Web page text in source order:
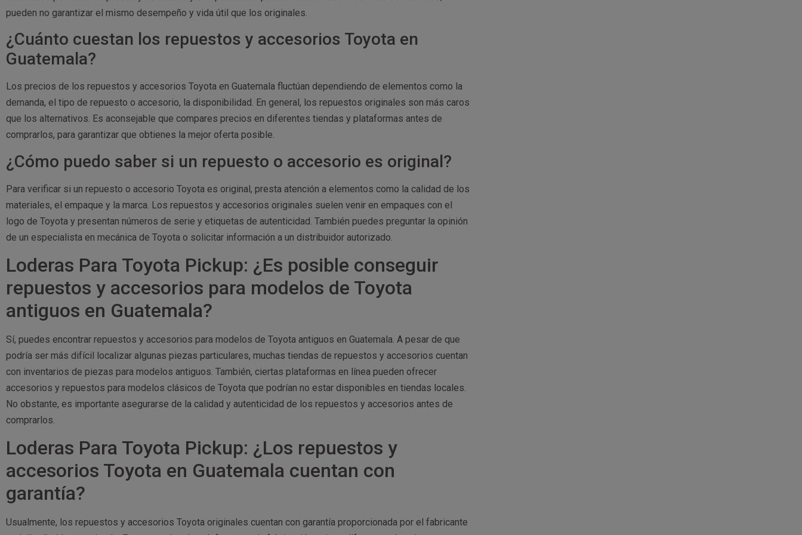
pueden no garantizar el mismo desempeño y vida útil que los originales.
¿Cuánto cuestan los repuestos y accesorios Toyota en
Guatemala?
Los precios de los repuestos y accesorios Toyota en Guatemala fluctúan dependiendo de elementos como la
demanda, el tipo de repuesto o accesorio, la disponibilidad. En general, los repuestos originales son más caros
que los alternativos. Es aconsejable que compares precios en diferentes tiendas y plataformas antes de
comprarlos, para garantizar que obtienes la mejor oferta posible.
¿Cómo puedo saber si un repuesto o accesorio es original?
Para verificar si un repuesto o accesorio Toyota es original, presta atención a elementos como la calidad de los
materiales, el empaque y la marca. Los repuestos y accesorios originales suelen venir en empaques con el
logo de Toyota y presentan números de serie y etiquetas de autenticidad. También puedes preguntar la opinión
de un especialista en mecánica de Toyota o solicitar información a un distribuidor autorizado.
Loderas Para Toyota Pickup: ¿Es posible conseguir
repuestos y accesorios para modelos de Toyota
antiguos en Guatemala?
Sí, puedes encontrar repuestos y accesorios para modelos de Toyota antiguos en Guatemala. A pesar de que
podría ser más difícil localizar algunas piezas particulares, muchas tiendas de repuestos y accesorios cuentan
con inventarios de piezas para modelos antiguos. También, ciertas plataformas en línea pueden ofrecer
accesorios y repuestos para modelos clásicos de Toyota que podrían no estar disponibles en tiendas locales.
No obstante, es importante asegurarse de la calidad y autenticidad de los repuestos y accesorios antes de
comprarlos.
Loderas Para Toyota Pickup: ¿Los repuestos y
accesorios Toyota en Guatemala cuentan con
garantía?
Usualmente, los repuestos y accesorios Toyota originales cuentan con garantía proporcionada por el fabricante